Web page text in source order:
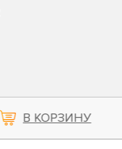
В КОРЗИНУ